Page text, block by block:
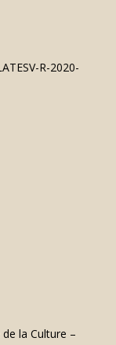
R-2020-
la Culture –